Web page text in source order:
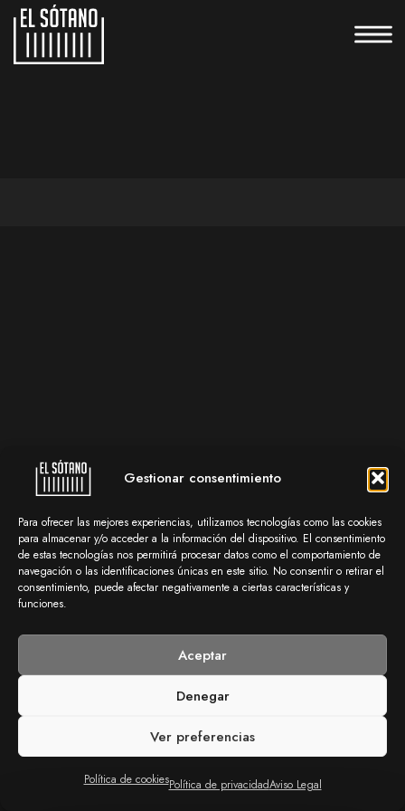
Gestionar consentimiento
Para ofrecer las mejores experiencias, utilizamos tecnologías como las cookies
para almacenar y/o acceder a la información del dispositivo. El consentimiento
de estas tecnologías nos permitirá procesar datos como el comportamiento de
navegación o las identificaciones únicas en este sitio. No consentir o retirar el
consentimiento, puede afectar negativamente a ciertas características y
funciones.
Aceptar
Denegar
Ver preferencias
Política de cookiesPolítica de privacidadAviso Legal